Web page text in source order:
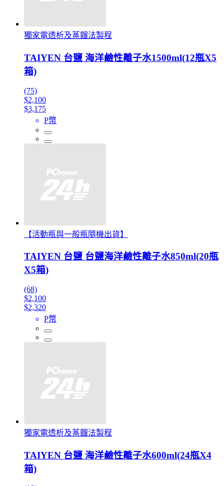
獨家電透析及蒸餾法製程
TAIYEN 台鹽 海洋鹼性離子水1500ml(12瓶X5
箱)
(75)
$2,100
$3,175
P幣
【活動瓶與一般瓶隨機出貨】
TAIYEN 台鹽 台鹽海洋鹼性離子水850ml(20瓶
X5箱)
(68)
$2,100
$2,320
P幣
獨家電透析及蒸餾法製程
TAIYEN 台鹽 海洋鹼性離子水600ml(24瓶X4
箱)